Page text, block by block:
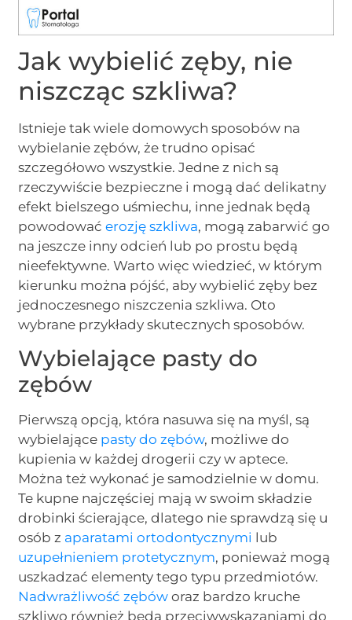
Jak wybielić zęby, nie
niszcząc szkliwa?
Istnieje tak wiele domowych sposobów na
wybielanie zębów, że trudno opisać
szczegółowo wszystkie. Jedne z nich są
rzeczywiście bezpieczne i mogą dać delikatny
efekt bielszego uśmiechu, inne jednak będą
powodowaćerozję szkliwa, mogą zabarwić go
na jeszcze inny odcień lub po prostu będą
nieefektywne. Warto więc wiedzieć, w którym
kierunku można pójść, aby wybielić zęby bez
jednoczesnego niszczenia szkliwa. Oto
wybrane przykłady skutecznych sposobów.
Wybielające pasty do
zębów
Pierwszą opcją, która nasuwa się na myśl, są
wybielające pasty do zębów, możliwe do
kupienia w każdej drogerii czy w aptece.
Można też wykonać je samodzielnie w domu.
Te kupne najczęściej mają w swoim składzie
drobinki ścierające, dlatego nie sprawdzą się u
osób z aparatami ortodontycznymi lub
uzupełnieniem protetycznym, ponieważ mogą
uszkadzać elementy tego typu przedmiotów.
Nadwrażliwość zębów oraz bardzo kruche
szkliwo również będą przeciwwskazaniami do